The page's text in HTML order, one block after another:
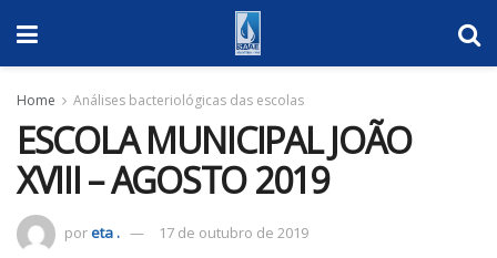
Home Análises bacteriológicas das escolas
ESCOLA MUNICIPAL JOÃO
XVIII – AGOSTO 2019
poreta . 17 de outubro de 2019